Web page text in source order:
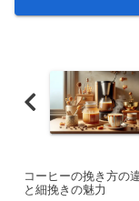
コーヒーの挽き方の
と細挽きの魅力